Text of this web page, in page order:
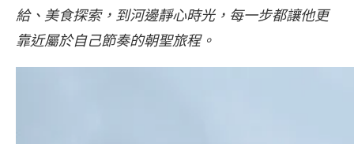
給、美食探索，到河邊靜心時光，每一步都讓他更
靠近屬於自己節奏的朝聖旅程。